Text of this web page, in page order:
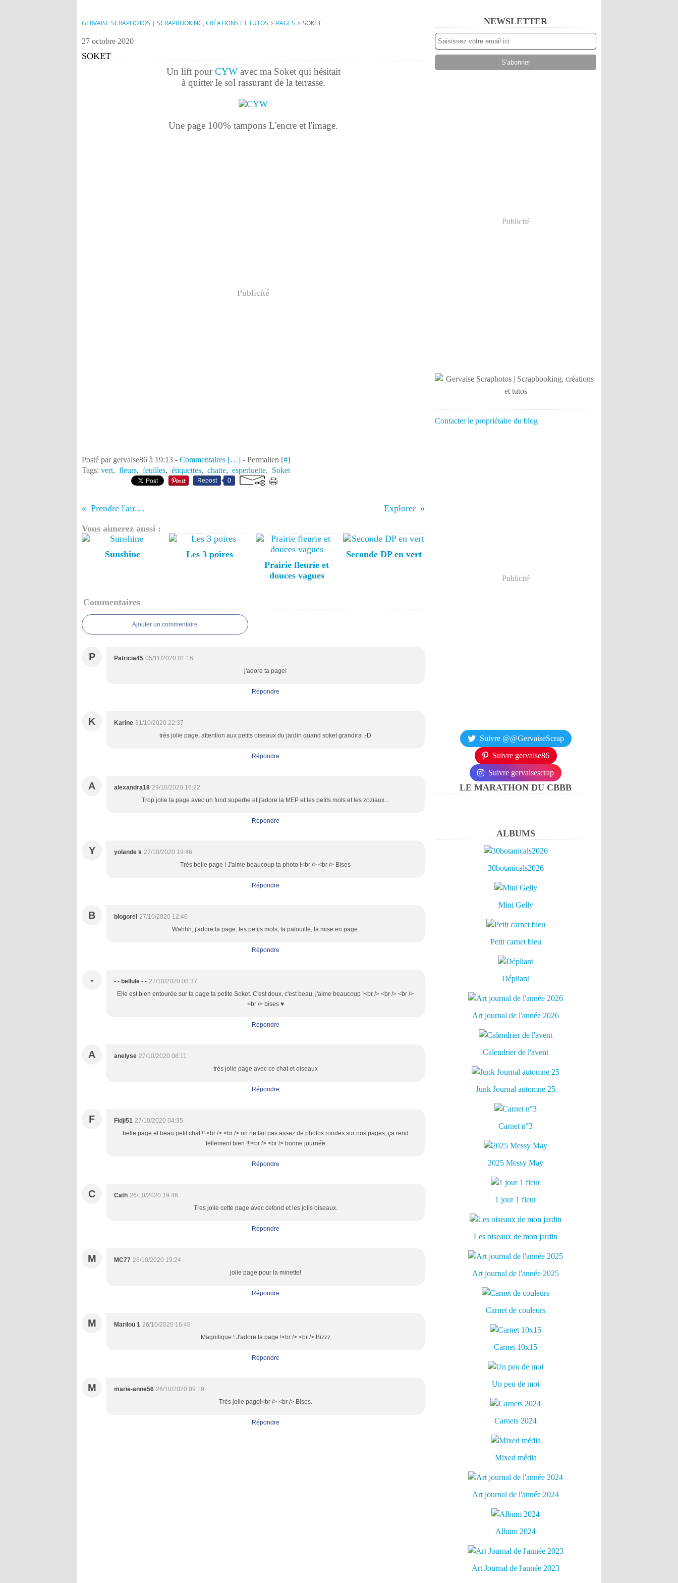
GERVAISE SCRAPHOTOS | SCRAPBOOKING, CRÉATIONS ET TUTOS > PAGES > SOKET
27 octobre 2020
SOKET
Un lift pourCYWavec ma Soket qui hésitait
à quitter le sol rassurant de la terrasse.
Une page 100% tampons L'encre et l'image.
Publicité
Posté par gervaise86 à 19:13 - Commentaires […] - Permalien [#]
Tags: vert, fleurs, feuilles, étiquettes, chatte, esperluette, Soket
Repost 0
Prendre l'air....
Explorer
Vous aimerez aussi :
Sunshine
Les 3 poires
Prairie fleurie et
douces vagues
Seconde DP en vert
Commentaires
Ajouter un commentaire
P Patricia45 05/11/2020 01:16
j'adore ta page!
Répondre
K Karine 31/10/2020 22:37
très jolie page, attention aux petits oiseaux du jardin quand soket grandira ;-D
Répondre
A alexandra18 29/10/2020 16:22
Trop jolie ta page avec un fond superbe et j'adore la MEP et les petits mots et les zoziaux...
Répondre
Y yolande k 27/10/2020 19:46
Très belle page ! J'aime beaucoup ta photo !<br /> <br /> Bises
Répondre
B blogorel 27/10/2020 12:46
Wahhh, j'adore ta page, tes petits mots, ta patouille, la mise en page.
Répondre
- - - bellule - - 27/10/2020 08:37
Elle est bien entourée sur ta page ta petite Soket. C'est doux, c'est beau, j'aime beaucoup !<br /> <br /> <br />
<br /> bises ♥
Répondre
A anelyse 27/10/2020 08:11
très jolie page avec ce chat et oiseaux
Répondre
F Fidji51 27/10/2020 04:35
belle page et beau petit chat !! <br /> <br /> on ne fait pas assez de photos rondes sur nos pages, ça rend
tellement bien !!!<br /> <br /> bonne journée
Répondre
C Cath 26/10/2020 19:46
Tres jolie cette page avec cefond et les jolis oiseaux.
Répondre
M MC77 26/10/2020 19:24
jolie page pour la minette!
Répondre
M Marilou 1 26/10/2020 16:49
Magnifique ! J'adore ta page !<br /> <br /> Bizzz
Répondre
M marie-anne56 26/10/2020 09:19
Très jolie page!<br /> <br /> Bises.
Répondre
NEWSLETTER
Publicité
Contacter le propriétaire du blog
Publicité
Suivre @@GervaiseScrap
Suivre gervaise86
Suivre gervaisescrap
LE MARATHON DU CBBB
ALBUMS
30botanicals2026
Mini Gelly
Petit carnet bleu
Dépliant
Art journal de l'année 2026
Calendrier de l'avent
Junk Journal automne 25
Carnet n°3
2025 Messy May
1 jour 1 fleur
Les oiseaux de mon jardin
Art journal de l'année 2025
Carnet de couleurs
Carnet 10x15
Un peu de moi
Carnets 2024
Mixed média
Art journal de l'année 2024
Album 2024
Art Journal de l'année 2023